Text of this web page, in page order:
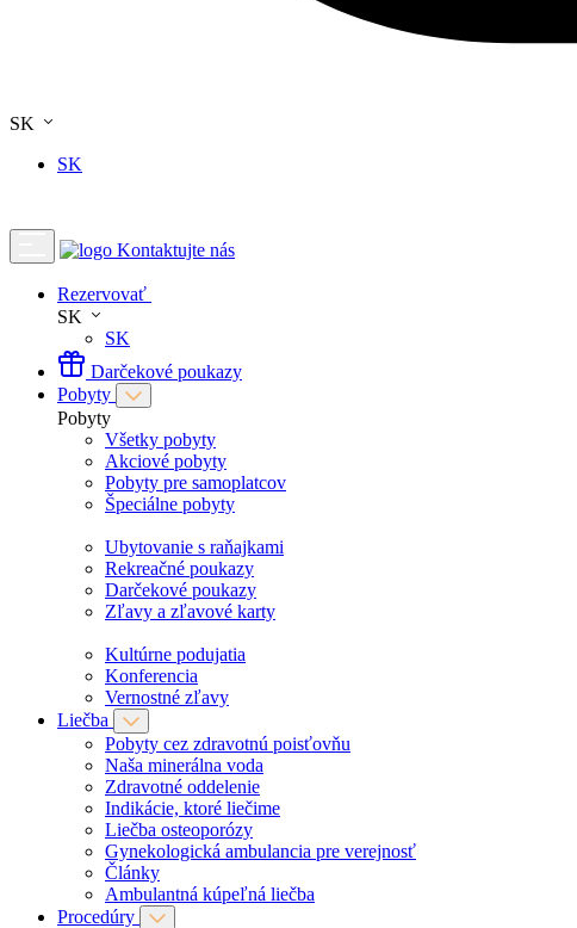
SK
SK
Kontaktujte nás
Rezervovať
SK
SK
Darčekové poukazy
Pobyty
Pobyty
Všetky pobyty
Akciové pobyty
Pobyty pre samoplatcov
Špeciálne pobyty
Ubytovanie s raňajkami
Rekreačné poukazy
Darčekové poukazy
Zľavy a zľavové karty
Kultúrne podujatia
Konferencia
Vernostné zľavy
Liečba
Pobyty cez zdravotnú poisťovňu
Naša minerálna voda
Zdravotné oddelenie
Indikácie, ktoré liečime
Liečba osteoporózy
Gynekologická ambulancia pre verejnosť
Články
Ambulantná kúpeľná liečba
Procedúry